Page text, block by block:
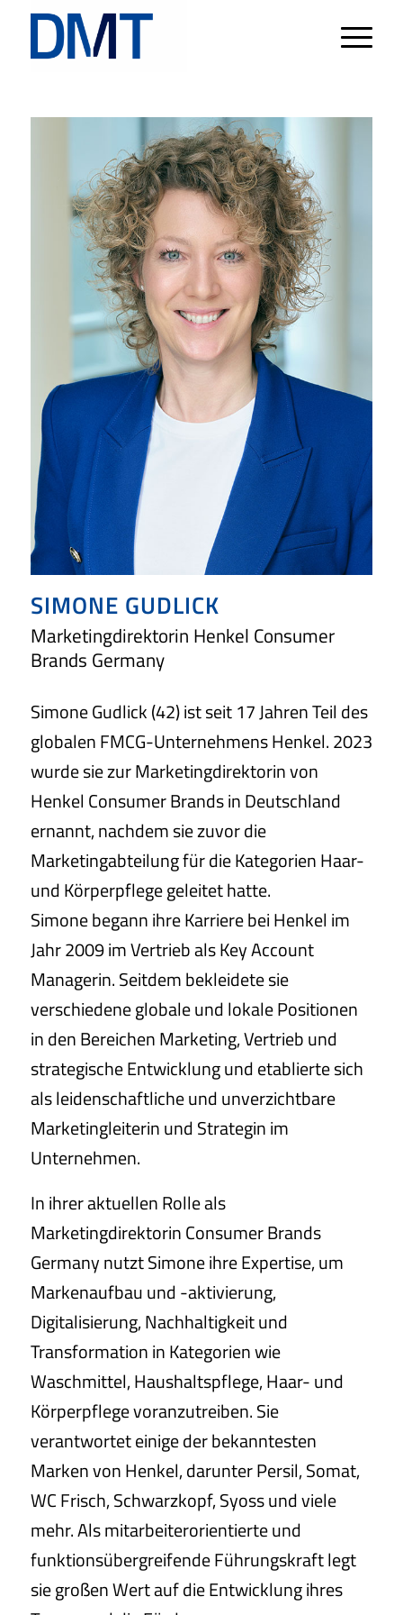
SIMONE GUDLICK
Marketingdirektorin Henkel Consumer
Brands Germany
Simone Gudlick (42) ist seit 17 Jahren Teil des
globalen FMCG-Unternehmens Henkel. 2023
wurde sie zur Marketingdirektorin von
Henkel Consumer Brands in Deutschland
ernannt, nachdem sie zuvor die
Marketingabteilung für die Kategorien Haar-
und Körperpflege geleitet hatte.
Simone begann ihre Karriere bei Henkel im
Jahr 2009 im Vertrieb als Key Account
Managerin. Seitdem bekleidete sie
verschiedene globale und lokale Positionen
in den Bereichen Marketing, Vertrieb und
strategische Entwicklung und etablierte sich
als leidenschaftliche und unverzichtbare
Marketingleiterin und Strategin im
Unternehmen.
In ihrer aktuellen Rolle als
Marketingdirektorin Consumer Brands
Germany nutzt Simone ihre Expertise, um
Markenaufbau und -aktivierung,
Digitalisierung, Nachhaltigkeit und
Transformation in Kategorien wie
Waschmittel, Haushaltspflege, Haar- und
Körperpflege voranzutreiben. Sie
verantwortet einige der bekanntesten
Marken von Henkel, darunter Persil, Somat,
WC Frisch, Schwarzkopf, Syoss und viele
mehr. Als mitarbeiterorientierte und
funktionsübergreifende Führungskraft legt
sie großen Wert auf die Entwicklung ihres